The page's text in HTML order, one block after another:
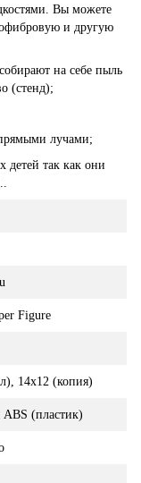
Вы можете
и другую
на себе пыль
(стенд);
лучами;
детей так как они
Figure
14х12 (копия)
(пластик)